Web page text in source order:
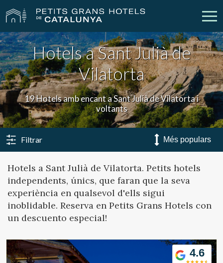
Els Nostres Hotels Escapades
Casaments Empreses
Xecs Regal Descobreix Catalunya
La meva reserva
vpn_key Inicia sessió person Crear compte
Hotels a Sant Julià de
Vilatorta
19 Hotels amb encant a Sant Julià de Vilatorta i
voltants
Filtrar
Hotels a Sant Julià de Vilatorta. Petits hotels
independents, únics, que faran que la seva
experiència en qualsevol d'ells sigui
inoblidable. Reserva en Petits Grans Hotels con
un descuento especial!
4.6